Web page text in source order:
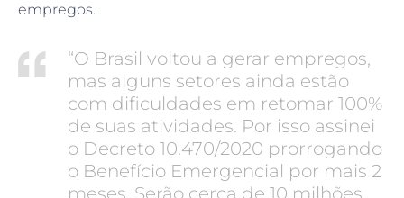
empregos.
“O Brasil voltou a gerar empregos,
mas alguns setores ainda estão
com dificuldades em retomar 100%
de suas atividades. Por isso assinei
o Decreto 10.470/2020 prorrogando
o Benefício Emergencial por mais 2
meses. Serão cerca de 10 milhões